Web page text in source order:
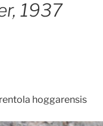
1937
hoggarensis